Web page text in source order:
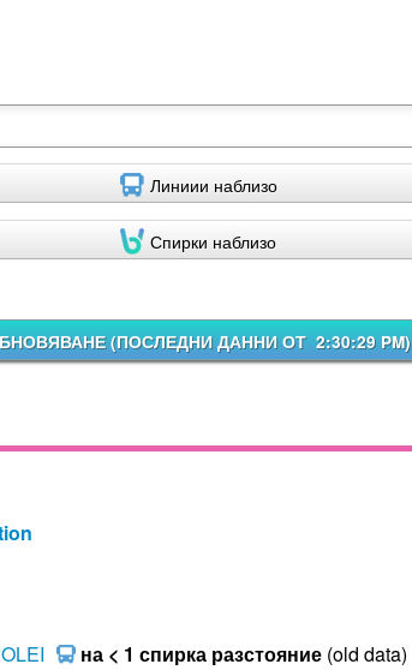
Линиии наблизо
Спирки наблизо
(ПОСЛЕДНИ ДАННИ ОТ 2:30:29 PM)
на < 1 спирка разстояние(old data)